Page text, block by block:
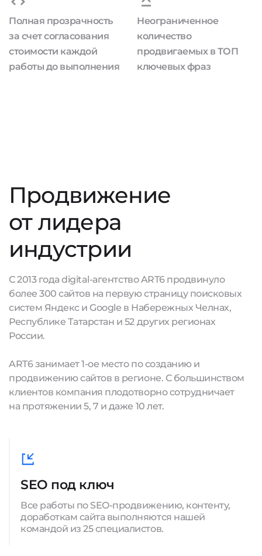
Полная прозрачность
за счет согласования
стоимости каждой
работы до выполнения
Неограниченное
количество
продвигаемых в ТОП
ключевых фраз
Продвижение
от лидера
индустрии
С 2013 года digital-агентство ART6 продвинуло
более 300 сайтов на первую страницу поисковых
систем Яндекс и Google в Набережных Челнах,
Республике Татарстан и 52 других регионах
России.
ART6 занимает 1-ое место по созданию и
продвижению сайтов в регионе. С большинством
клиентов компания плодотворно сотрудничает
на протяжении 5, 7 и даже 10 лет.
SEO под ключ
Все работы по SEO-продвижению, контенту,
доработкам сайта выполняются нашей
командой из 25 специалистов.